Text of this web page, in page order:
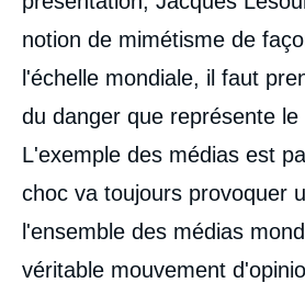
notion de mimétisme de
l'échelle mondiale, il faut
du danger que représente le
L'exemple des médias est
choc va toujours provoquer
l'ensemble des médias
véritable mouvement